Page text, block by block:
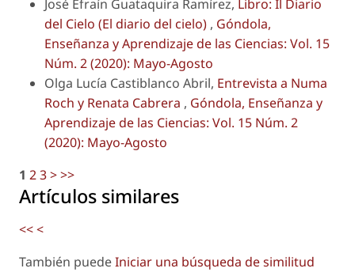
José Efraín Guataquira Ramírez, Libro: Il Diario
del Cielo (El diario del cielo) , Góndola,
Enseñanza y Aprendizaje de las Ciencias: Vol. 15
Núm. 2 (2020): Mayo-Agosto
Olga Lucía Castiblanco Abril, Entrevista a Numa
Roch y Renata Cabrera , Góndola, Enseñanza y
Aprendizaje de las Ciencias: Vol. 15 Núm. 2
(2020): Mayo-Agosto
1 23>>>
Artículos similares
<<<
También puedeIniciar una búsqueda de similitud